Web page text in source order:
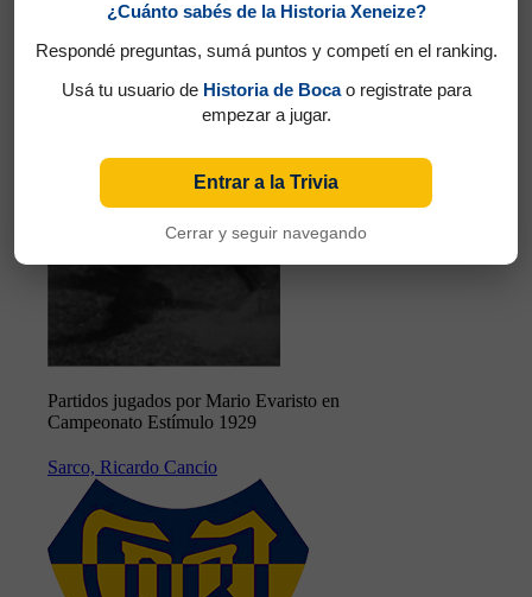
Partidos jugados por Mario Evaristo en
Campeonato Estímulo 1929
Sarco, Ricardo Cancio
¿Cuánto sabés de la Historia Xeneize?
Respondé preguntas, sumá puntos y competí en el ranking.
Usá tu usuario de Historia de Bocao registrate para
empezar a jugar.
Entrar a la Trivia
Cerrar y seguir navegando